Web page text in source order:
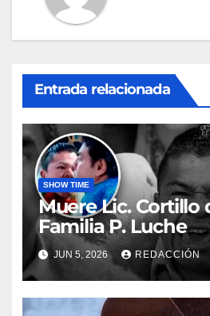
Entrada relacionada
SHOW TIME
Muere Lic. Cortillo
Familia P. Luche
JUN 5, 2026 REDACCIÓN